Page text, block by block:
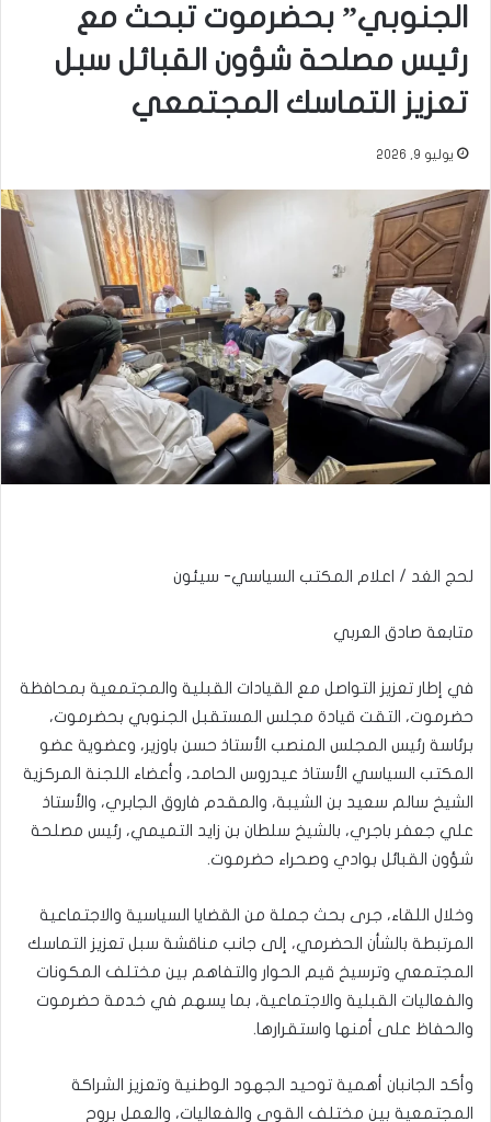
الجنوبي” بحضرموت تبحث مع
رئيس مصلحة شؤون القبائل سبل
تعزيز التماسك المجتمعي
يوليو 9, 2026
لحج الغد / اعلام المكتب السياسي- سيئون
متابعة صادق العربي
في إطار تعزيز التواصل مع القيادات القبلية والمجتمعية بمحافظة
حضرموت، التقت قيادة مجلس المستقبل الجنوبي بحضرموت،
برئاسة رئيس المجلس المنصب الأستاذ حسن باوزير، وعضوية عضو
المكتب السياسي الأستاذ عيدروس الحامد، وأعضاء اللجنة المركزية
الشيخ سالم سعيد بن الشيبة، والمقدم فاروق الجابري، والأستاذ
علي جعفر باجري، بالشيخ سلطان بن زايد التميمي، رئيس مصلحة
شؤون القبائل بوادي وصحراء حضرموت.
وخلال اللقاء، جرى بحث جملة من القضايا السياسية والاجتماعية
المرتبطة بالشأن الحضرمي، إلى جانب مناقشة سبل تعزيز التماسك
المجتمعي وترسيخ قيم الحوار والتفاهم بين مختلف المكونات
والفعاليات القبلية والاجتماعية، بما يسهم في خدمة حضرموت
والحفاظ على أمنها واستقرارها.
وأكد الجانبان أهمية توحيد الجهود الوطنية وتعزيز الشراكة
المجتمعية بين مختلف القوى والفعاليات، والعمل بروح